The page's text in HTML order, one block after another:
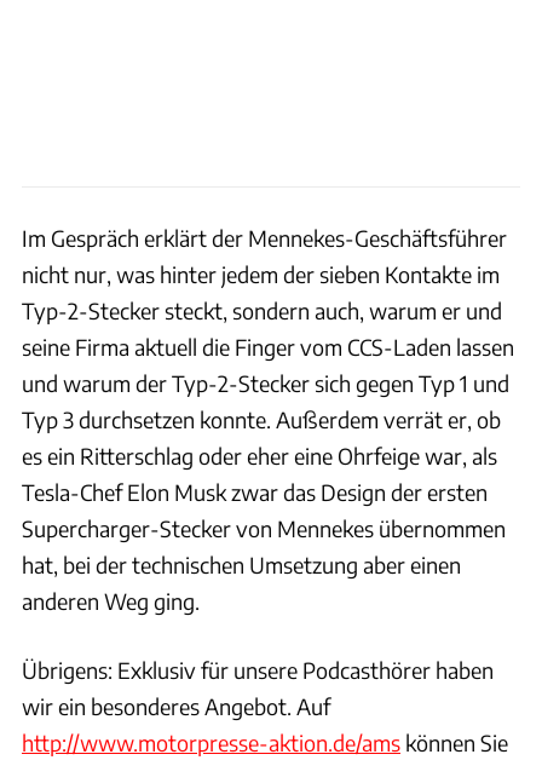
Im Gespräch erklärt der Mennekes-Geschäftsführer
nicht nur, was hinter jedem der sieben Kontakte im
Typ-2-Stecker steckt, sondern auch, warum er und
seine Firma aktuell die Finger vom CCS-Laden lassen
und warum der Typ-2-Stecker sich gegen Typ 1 und
Typ 3 durchsetzen konnte. Außerdem verrät er, ob
es ein Ritterschlag oder eher eine Ohrfeige war, als
Tesla-Chef Elon Musk zwar das Design der ersten
Supercharger-Stecker von Mennekes übernommen
hat, bei der technischen Umsetzung aber einen
anderen Weg ging.
Übrigens: Exklusiv für unsere Podcasthörer haben
wir ein besonderes Angebot. Auf
http://www.motorpresse-aktion.de/ams können Sie